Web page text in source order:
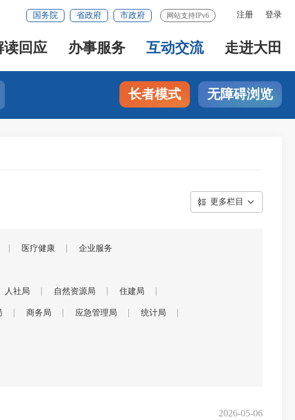
注册 登录
国务院 省政府 市政府 网站支持IPv6
读回应 办事服务 互动交流 走进大田
长者模式 无障碍浏览
更多栏目
医疗健康 企业服务
人社局 自然资源局 住建局
商务局 应急管理局 统计局
2026-05-06